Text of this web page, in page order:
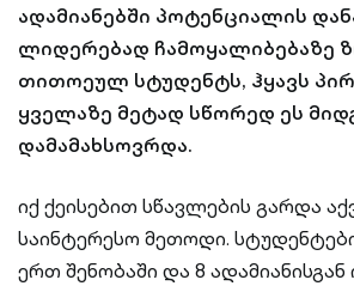
ადამიანებში პოტენციალის
ლიდერებად ჩამოყალიბებაზე
თითოეულ სტუდენტს, ჰყავს
ყველაზე მეტად სწორედ ეს
დამამახსოვრდა.
იქ ქეისებით სწავლების გარდა
საინტერესო მეთოდი.
ერთ შენობაში და 8 ადამიანისგან